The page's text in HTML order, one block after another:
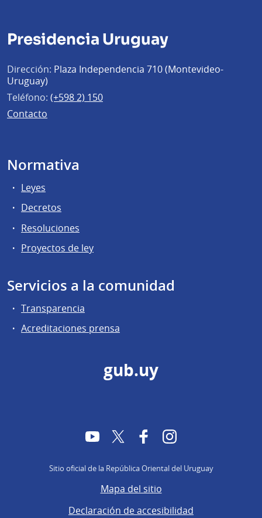
Presidencia Uruguay
Dirección: Plaza Independencia 710 (Montevideo-
Uruguay)
Teléfono: (+598 2) 150
Contacto
Normativa
Leyes
Decretos
Resoluciones
Proyectos de ley
Servicios a la comunidad
Transparencia
Acreditaciones prensa
gub.uy
YouTubeTwitter FacebookInstagram
Sitio oficial de la República Oriental del Uruguay
Mapa del sitio
Declaración de accesibilidad